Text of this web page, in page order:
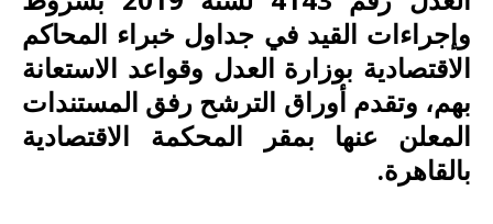
وإجراءات القيد في جداول خبراء المحاكم
الاقتصادية بوزارة العدل وقواعد الاستعانة
بهم، وتقدم أوراق الترشح رفق المستندات
المعلن عنها بمقر المحكمة الاقتصادية
بالقاهرة.